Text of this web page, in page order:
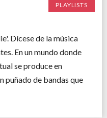
PLAYLISTS
Dícese de la música
En un mundo donde
se produce en
puñado de bandas que